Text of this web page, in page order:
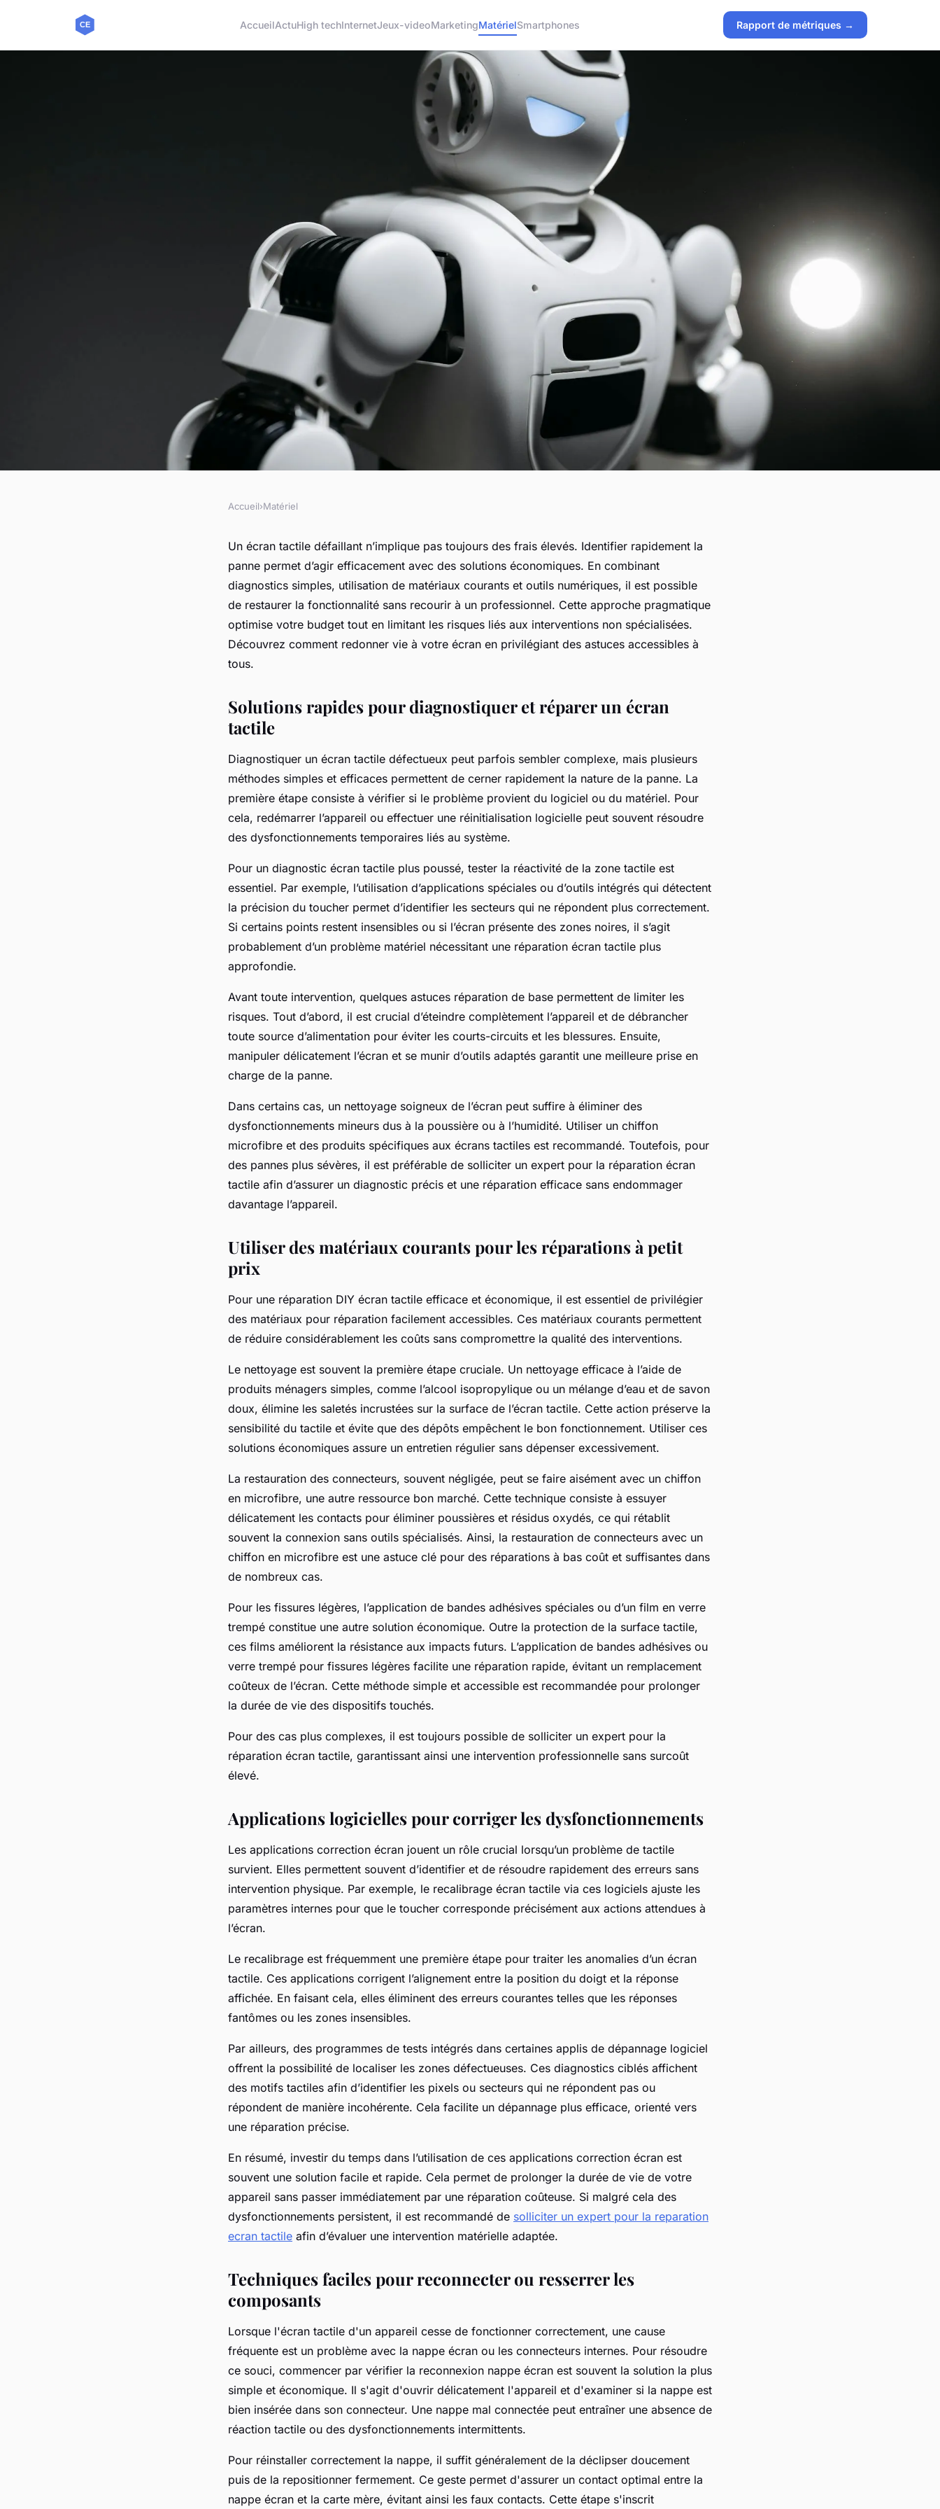
AccueilActuHigh techInternetJeux-videoMarketingMatérielSmartphones Rapport de métriques →
Top 5 astuces pour réparer un écran
tactile à moindre coût
Accueil›Matériel
Un écran tactile défaillant n’implique pas toujours des frais élevés. Identifier rapidement la
panne permet d’agir efficacement avec des solutions économiques. En combinant
diagnostics simples, utilisation de matériaux courants et outils numériques, il est possible
de restaurer la fonctionnalité sans recourir à un professionnel. Cette approche pragmatique
optimise votre budget tout en limitant les risques liés aux interventions non spécialisées.
Découvrez comment redonner vie à votre écran en privilégiant des astuces accessibles à
tous.
Solutions rapides pour diagnostiquer et réparer un écran
tactile
Diagnostiquer un écran tactile défectueux peut parfois sembler complexe, mais plusieurs
méthodes simples et efficaces permettent de cerner rapidement la nature de la panne. La
première étape consiste à vérifier si le problème provient du logiciel ou du matériel. Pour
cela, redémarrer l’appareil ou effectuer une réinitialisation logicielle peut souvent résoudre
des dysfonctionnements temporaires liés au système.
Pour un diagnostic écran tactile plus poussé, tester la réactivité de la zone tactile est
essentiel. Par exemple, l’utilisation d’applications spéciales ou d’outils intégrés qui détectent
la précision du toucher permet d’identifier les secteurs qui ne répondent plus correctement.
Si certains points restent insensibles ou si l’écran présente des zones noires, il s’agit
probablement d’un problème matériel nécessitant une réparation écran tactile plus
approfondie.
Avant toute intervention, quelques astuces réparation de base permettent de limiter les
risques. Tout d’abord, il est crucial d’éteindre complètement l’appareil et de débrancher
toute source d’alimentation pour éviter les courts-circuits et les blessures. Ensuite,
manipuler délicatement l’écran et se munir d’outils adaptés garantit une meilleure prise en
charge de la panne.
Dans certains cas, un nettoyage soigneux de l’écran peut suffire à éliminer des
dysfonctionnements mineurs dus à la poussière ou à l’humidité. Utiliser un chiffon
microfibre et des produits spécifiques aux écrans tactiles est recommandé. Toutefois, pour
des pannes plus sévères, il est préférable de solliciter un expert pour la réparation écran
tactile afin d’assurer un diagnostic précis et une réparation efficace sans endommager
davantage l’appareil.
Utiliser des matériaux courants pour les réparations à petit
prix
Pour une réparation DIY écran tactile efficace et économique, il est essentiel de privilégier
des matériaux pour réparation facilement accessibles. Ces matériaux courants permettent
de réduire considérablement les coûts sans compromettre la qualité des interventions.
Le nettoyage est souvent la première étape cruciale. Un nettoyage efficace à l’aide de
produits ménagers simples, comme l’alcool isopropylique ou un mélange d’eau et de savon
doux, élimine les saletés incrustées sur la surface de l’écran tactile. Cette action préserve la
sensibilité du tactile et évite que des dépôts empêchent le bon fonctionnement. Utiliser ces
solutions économiques assure un entretien régulier sans dépenser excessivement.
La restauration des connecteurs, souvent négligée, peut se faire aisément avec un chiffon
en microfibre, une autre ressource bon marché. Cette technique consiste à essuyer
délicatement les contacts pour éliminer poussières et résidus oxydés, ce qui rétablit
souvent la connexion sans outils spécialisés. Ainsi, la restauration de connecteurs avec un
chiffon en microfibre est une astuce clé pour des réparations à bas coût et suffisantes dans
de nombreux cas.
Pour les fissures légères, l’application de bandes adhésives spéciales ou d’un film en verre
trempé constitue une autre solution économique. Outre la protection de la surface tactile,
ces films améliorent la résistance aux impacts futurs. L’application de bandes adhésives ou
verre trempé pour fissures légères facilite une réparation rapide, évitant un remplacement
coûteux de l’écran. Cette méthode simple et accessible est recommandée pour prolonger
la durée de vie des dispositifs touchés.
Pour des cas plus complexes, il est toujours possible de solliciter un expert pour la
réparation écran tactile, garantissant ainsi une intervention professionnelle sans surcoût
élevé.
Applications logicielles pour corriger les dysfonctionnements
Les applications correction écran jouent un rôle crucial lorsqu’un problème de tactile
survient. Elles permettent souvent d’identifier et de résoudre rapidement des erreurs sans
intervention physique. Par exemple, le recalibrage écran tactile via ces logiciels ajuste les
paramètres internes pour que le toucher corresponde précisément aux actions attendues à
l’écran.
Le recalibrage est fréquemment une première étape pour traiter les anomalies d’un écran
tactile. Ces applications corrigent l’alignement entre la position du doigt et la réponse
affichée. En faisant cela, elles éliminent des erreurs courantes telles que les réponses
fantômes ou les zones insensibles.
Par ailleurs, des programmes de tests intégrés dans certaines applis de dépannage logiciel
offrent la possibilité de localiser les zones défectueuses. Ces diagnostics ciblés affichent
des motifs tactiles afin d’identifier les pixels ou secteurs qui ne répondent pas ou
répondent de manière incohérente. Cela facilite un dépannage plus efficace, orienté vers
une réparation précise.
En résumé, investir du temps dans l’utilisation de ces applications correction écran est
souvent une solution facile et rapide. Cela permet de prolonger la durée de vie de votre
appareil sans passer immédiatement par une réparation coûteuse. Si malgré cela des
dysfonctionnements persistent, il est recommandé de solliciter un expert pour la reparation
ecran tactile afin d’évaluer une intervention matérielle adaptée.
Techniques faciles pour reconnecter ou resserrer les
composants
Lorsque l'écran tactile d'un appareil cesse de fonctionner correctement, une cause
fréquente est un problème avec la nappe écran ou les connecteurs internes. Pour résoudre
ce souci, commencer par vérifier la reconnexion nappe écran est souvent la solution la plus
simple et économique. Il s'agit d'ouvrir délicatement l'appareil et d'examiner si la nappe est
bien insérée dans son connecteur. Une nappe mal connectée peut entraîner une absence de
réaction tactile ou des dysfonctionnements intermittents.
Pour réinstaller correctement la nappe, il suffit généralement de la déclipser doucement
puis de la repositionner fermement. Ce geste permet d'assurer un contact optimal entre la
nappe écran et la carte mère, évitant ainsi les faux contacts. Cette étape s'inscrit